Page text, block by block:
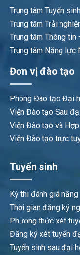
Trung tâm Tuyển
Trung tâm Trải
Trung tâm Thông tin
Trung tâm Năng lực
Đơn vị đào tạo
Phòng Đào tạo Đại
Viện Đào tạo Sau
Viện Đào tạo và
Viện Đào tạo trực
Tuyển sinh
Kỳ thi đánh giá
Thời gian đăng ký
Phương thức xét
Đăng ký xét tuyển
Tuyển sinh sau đại